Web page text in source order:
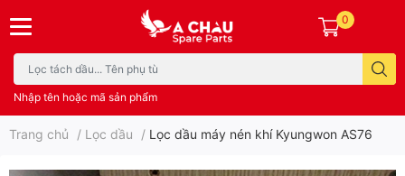
Nhập tên hoặc mã sản phẩm
0
Trang chủ / Lọc dầu / Lọc dầu máy nén khí Kyungwon AS76